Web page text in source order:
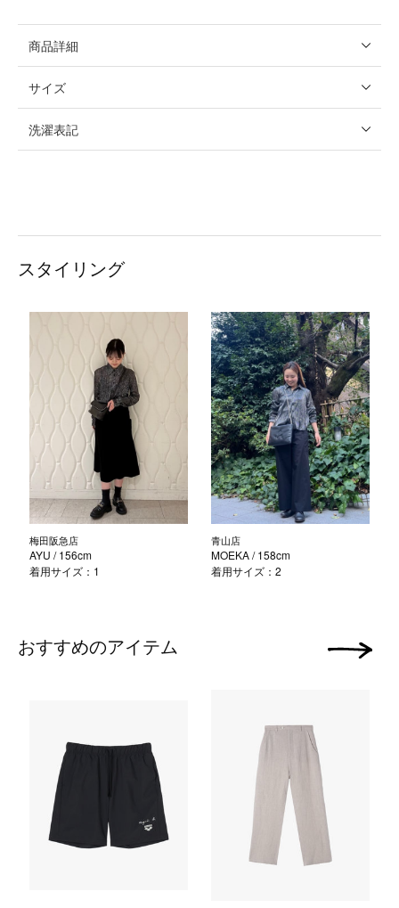
商品詳細
サイズ
洗濯表記
スタイリング
梅田阪急店
AYU / 156cm
着用サイズ：1
青山店
MOEKA/ 158cm
着用サイズ：2
おすすめのアイテム 次の画像